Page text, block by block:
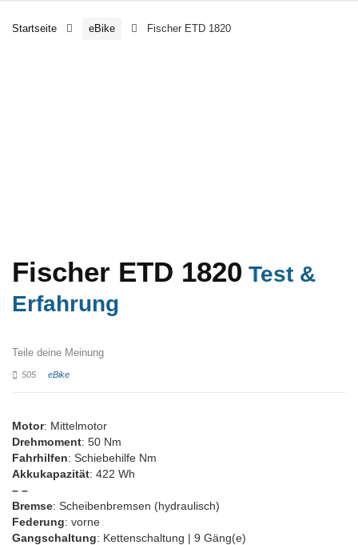
Startseite eBike Fischer ETD 1820
Fischer ETD 1820 Test &
Erfahrung
Teile deine Meinung
505 eBike
Motor: Mittelmotor
Drehmoment: 50 Nm
Fahrhilfen: Schiebehilfe Nm
Akkukapazität: 422 Wh
– –
Bremse: Scheibenbremsen (hydraulisch)
Federung: vorne
Gangschaltung: Kettenschaltung | 9 Gäng(e)